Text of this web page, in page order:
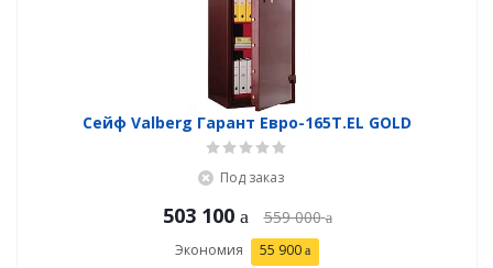
Сейф Valberg Гарант Евро-165T.EL GOLD
Под заказ
503 100 559 000
Экономия 55 900